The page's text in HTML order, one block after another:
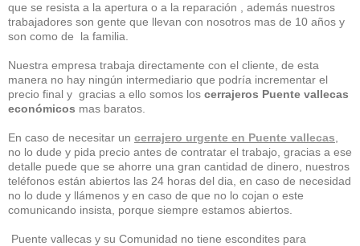
que se resista a la apertura o a la reparación , además nuestros
trabajadores son gente que llevan con nosotros mas de 10 años y
son como de la familia.
Nuestra empresa trabaja directamente con el cliente, de esta
manera no hay ningún intermediario que podría incrementar el
precio final y gracias a ello somos los cerrajeros Puente vallecas
económicos mas baratos.
En caso de necesitar un cerrajero urgente en Puente vallecas
no lo dude y pida precio antes de contratar el trabajo, gracias a ese
detalle puede que se ahorre una gran cantidad de dinero, nuestros
teléfonos están abiertos las 24 horas del dia, en caso de necesidad
no lo dude y llámenos y en caso de que no lo cojan o este
comunicando insista, porque siempre estamos abiertos.
Puente vallecas y su Comunidad no tiene escondites para